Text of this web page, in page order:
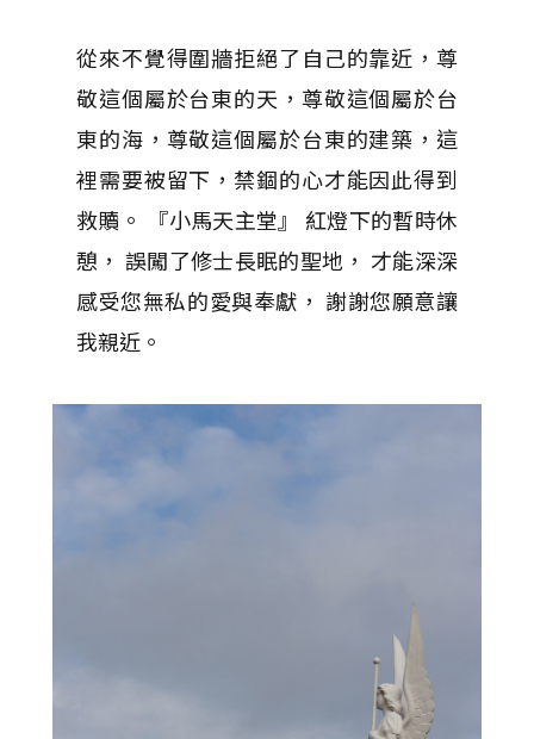
從來不覺得圍牆拒絕了自己的靠近，尊
敬這個屬於台東的天，尊敬這個屬於台
東的海，尊敬這個屬於台東的建築，這
裡需要被留下，禁錮的心才能因此得到
救贖。 『小馬天主堂』 紅燈下的暫時休
憩， 誤闖了修士長眠的聖地， 才能深深
感受您無私的愛與奉獻， 謝謝您願意讓
我親近。